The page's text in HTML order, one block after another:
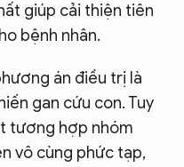
giúp cải thiện tiên
bệnh nhân.
án điều trị là
gan cứu con. Tuy
tương hợp nhóm
vô cùng phức tạp,